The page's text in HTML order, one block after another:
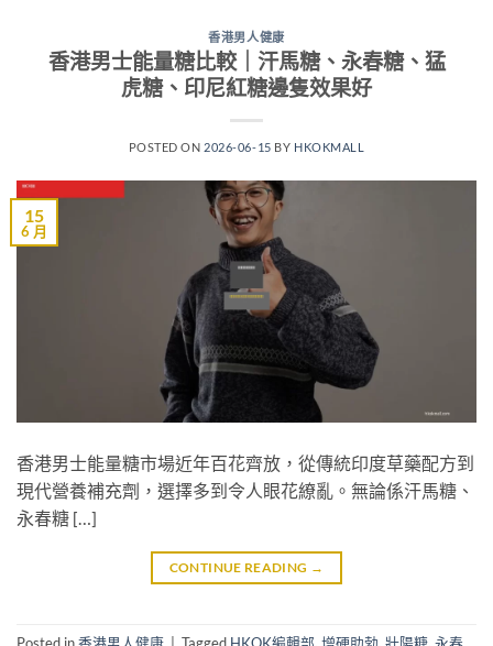
香港男人健康
香港男士能量糖比較｜汗馬糖、永春糖、猛
虎糖、印尼紅糖邊隻效果好
POSTED ON 2026-06-15 BY HKOKMALL
15
6 月
香港男士能量糖市場近年百花齊放，從傳統印度草藥配方到
現代營養補充劑，選擇多到令人眼花繚亂。無論係汗馬糖、
永春糖 […]
CONTINUE READING →